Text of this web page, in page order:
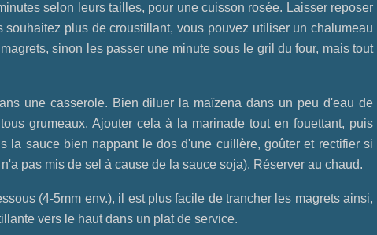
selon leurs tailles, pour une cuisson rosée. Laisser reposer
souhaitez plus de croustillant, vous pouvez utiliser un chalumeau
sinon les passer une minute sous le gril du four, mais tout
une casserole. Bien diluer la maïzena dans un peu d'eau de
grumeaux. Ajouter cela à la marinade tout en fouettant, puis
la sauce bien nappant le dos d'une cuillère, goûter et rectifier si
pas mis de sel à cause de la sauce soja). Réserver au chaud.
(4-5mm env.), il est plus facile de trancher les magrets ainsi,
vers le haut dans un plat de service.